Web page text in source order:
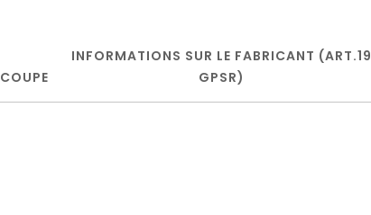
COUPE
INFORMATIONS SUR LE FABRICANT (ART.19
GPSR)